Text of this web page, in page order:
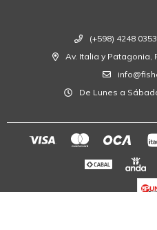
(+598) 4248
Av. Italia y Patagonia,
De Lunes a